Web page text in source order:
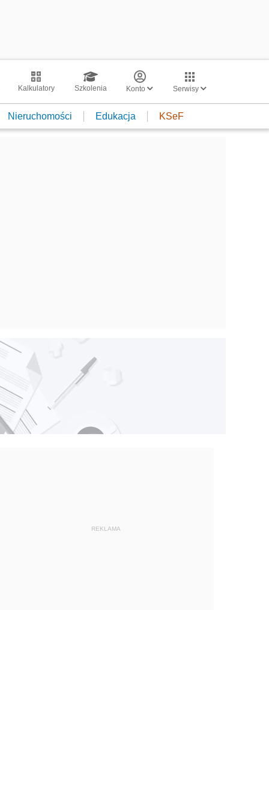
Kalkulatory Szkolenia Konto Serwisy
Nieruchomości Edukacja KSeF
REKLAMA